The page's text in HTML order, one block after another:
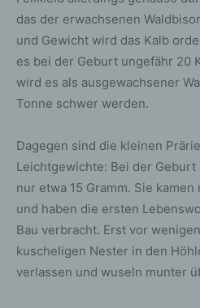
das der erwachsenen
und Gewicht wird das Kalb
es bei der Geburt ungefähr 20
wird es als ausgewachsener
Tonne schwer werden.
Dagegen sind die kleinen
Leichtgewichte: Bei der
nur etwa 15 Gramm. Sie
und haben die ersten
Bau verbracht. Erst vor
kuscheligen Nester in den
verlassen und wuseln munter